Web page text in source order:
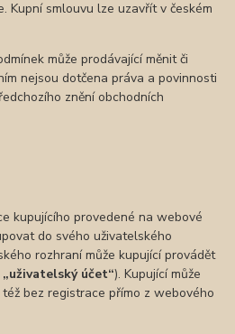
Kupní smlouvu lze uzavřít v českém
může prodávající měnit či
nejsou dotčena práva a povinnosti
znění obchodních
provedené na webové
do svého uživatelského
rozhraní může kupující provádět
„uživatelský účet“). Kupující může
bez registrace přímo z webového